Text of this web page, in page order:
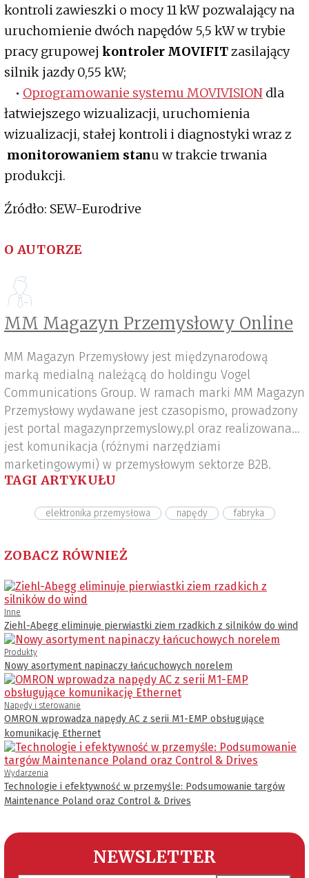
kontroli zawieszki o mocy 11 kW pozwalający na
uruchomienie dwóch napędów 5,5 kW w trybie
pracy grupowej kontroler MOVIFITzasilający
silnik jazdy 0,55 kW;
• Oprogramowanie systemu MOVIVISION dla
łatwiejszego wizualizacji, uruchomienia
wizualizacji, stałej kontroli i diagnostyki wraz z
monitorowaniem stanu w trakcie trwania
produkcji.
Źródło: SEW-Eurodrive
O AUTORZE
MM Magazyn Przemysłowy Online
MM Magazyn Przemysłowy jest międzynarodową
marką medialną należącą do holdingu Vogel
Communications Group. W ramach marki MM Magazyn
Przemysłowy wydawane jest czasopismo, prowadzony
jest portal magazynprzemyslowy.pl oraz realizowana
jest komunikacja (różnymi narzędziami
marketingowymi) w przemysłowym sektorze B2B.
TAGI ARTYKUŁU
elektronika przemysłowa napędy fabryka
ZOBACZ RÓWNIEŻ
Inne
Ziehl-Abegg eliminuje pierwiastki ziem rzadkich z silników do wind
Produkty
Nowy asortyment napinaczy łańcuchowych norelem
Napędy i sterowanie
OMRON wprowadza napędy AC z serii M1-EMP obsługujące
komunikację Ethernet
Wydarzenia
Technologie i efektywność w przemyśle: Podsumowanie targów
Maintenance Poland oraz Control & Drives
NEWSLETTER